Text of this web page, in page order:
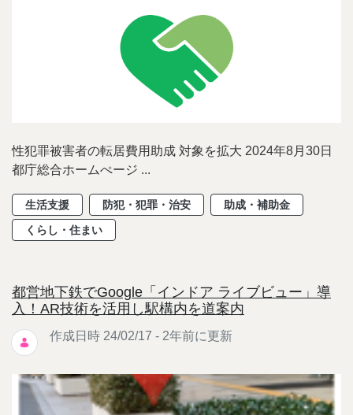
性犯罪被害者の転居費用助成 対象を拡大 2024年8月30日
都庁総合ホームぺージ ...
生活支援 防犯・犯罪・治安
助成・補助金
くらし・住まい
都営地下鉄でGoogle「インドア ライブビュー」導
入！AR技術を活用し駅構内を道案内
作成日時 24/02/17 - 2年前に更新